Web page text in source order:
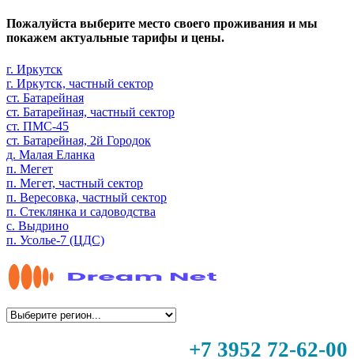
Пожалуйста выберите место своего проживания и мы
покажем актуальные тарифы и цены.
г. Иркутск
г. Иркутск, частный сектор
ст. Батарейная
ст. Батарейная, частный сектор
ст. ПМС-45
ст. Батарейная, 2й Городок
д. Малая Еланка
п. Мегет
п. Мегет, частный сектор
п. Вересовка, частный сектор
п. Стеклянка и садоводства
с. Выдрино
п. Усолье-7 (ЦДС)
+7 3952 72-62-00